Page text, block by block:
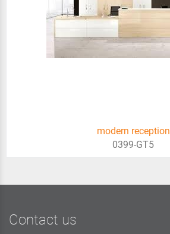
modern reception
0399-GT5
Contact us